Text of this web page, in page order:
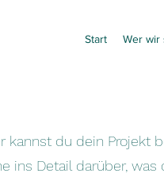
Start Wer wir
kannst du dein Projekt
ins Detail darüber,